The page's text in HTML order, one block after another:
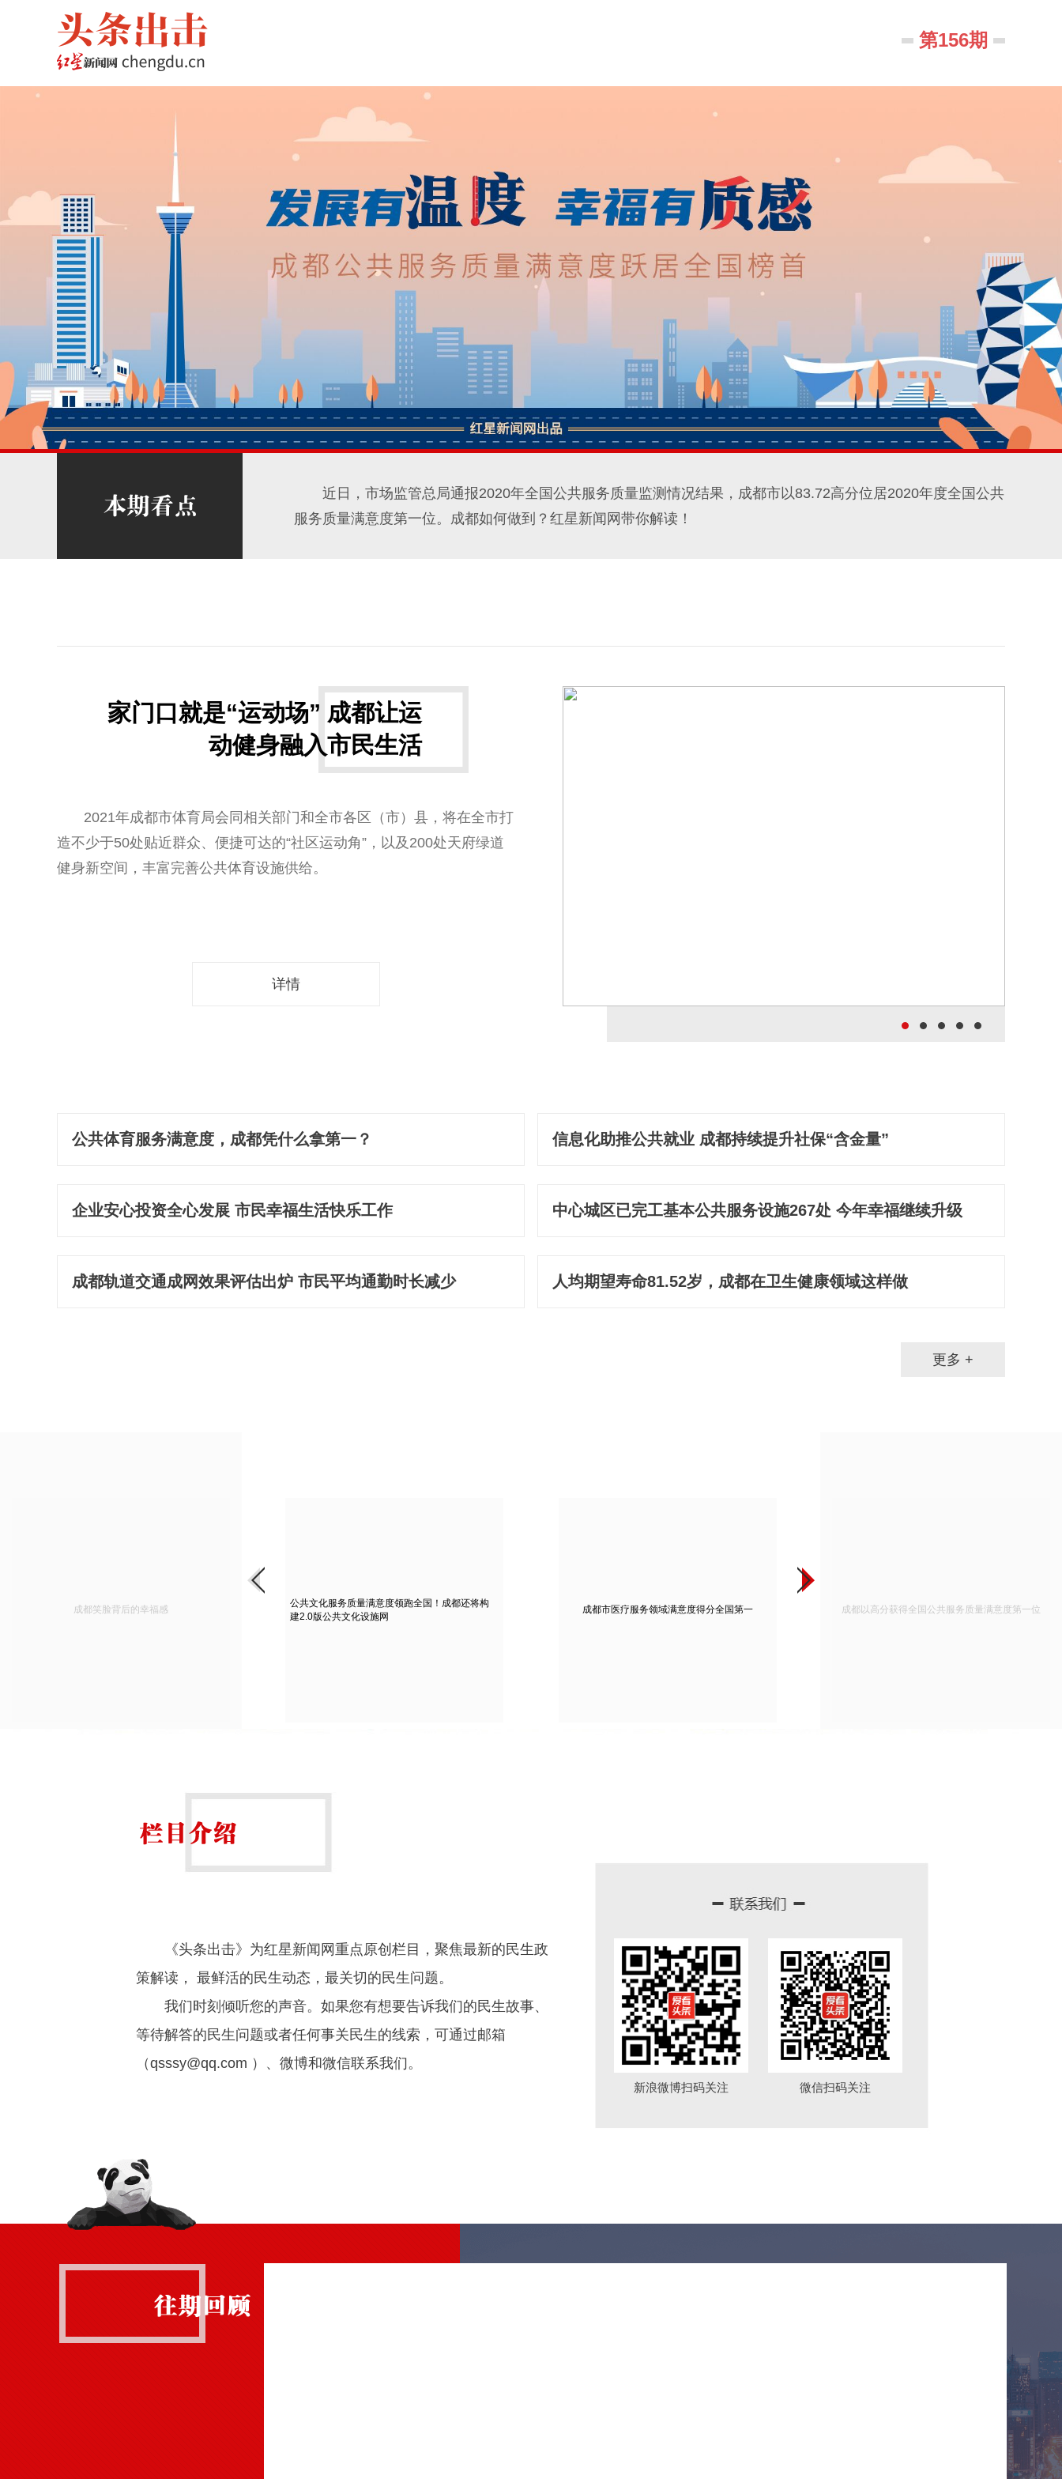
第156期
近日，市场监管总局通报2020年全国公共服务质量监测情况结果，成都市以83.72高分位居2020年度全国公共
服务质量满意度第一位。成都如何做到？红星新闻网带你解读！
家门口就是“运动场” 成都让运
动健身融入市民生活
2021年成都市体育局会同相关部门和全市各区（市）县，将在全市打
造不少于50处贴近群众、便捷可达的“社区运动角”，以及200处天府绿道
健身新空间，丰富完善公共体育设施供给。
公共体育服务满意度，成都凭什么拿第一？ 信息化助推公共就业 成都持续提升社保“含金量”
企业安心投资全心发展 市民幸福生活快乐工作 中心城区已完工基本公共服务设施267处 今年幸福继续升级
成都轨道交通成网效果评估出炉 市民平均通勤时长减少 人均期望寿命81.52岁，成都在卫生健康领域这样做
更多 +
成都笑脸背后的幸福感
公共文化服务质量满意度领跑全国！成都还将构
建2.0版公共文化设施网
成都市医疗服务领域满意度得分全国第一 成都以高分获得全国公共服务质量满意度第一位
《头条出击》为红星新闻网重点原创栏目，聚焦最新的民生政
策解读， 最鲜活的民生动态，最关切的民生问题。
我们时刻倾听您的声音。如果您有想要告诉我们的民生故事、
等待解答的民生问题或者任何事关民生的线索，可通过邮箱
（qsssy@qq.com ）、微博和微信联系我们。
新浪微博扫码关注 微信扫码关注